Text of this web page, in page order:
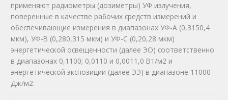
применяют радиометры (дозиметры) УФ излучения,
поверенные в качестве рабочих средств измерений и
обеспечивающие измерения в диапазонах УФ-А (0,3150,4
мкм), УФ-В (0,280,315 мкм) и УФ-С (0,20,28 мкм)
энергетической освещенности (далее ЭО) соответственно
в диапазонах 0,1100; 0,0110 и 0,0011,0 Вт/м2 и
энергетической экспозиции (далее ЭЭ) в диапазоне 11000
Дж/м2.